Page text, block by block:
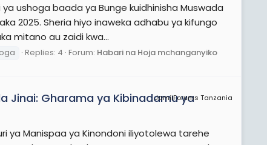
ushoga baada ya Bunge kuidhinisha Muswada
2025. Sheria hiyo inaweka adhabu ya kifungo
mitano au zaidi kwa...
Replies: 4 Forum: Habari na Hoja mchanganyiko
JamiiForums Tanzania
Jinai: Gharama ya Kibinadamu ya
ya Manispaa ya Kinondoni iliyotolewa tarehe